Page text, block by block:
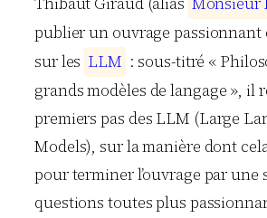
publier un ouvrage passionnant
sur les LLM : sous-titré «
grands modèles de langage », il
premiers pas des LLM (Large
Models), sur la manière dont
pour terminer l’ouvrage par une
questions toutes plus